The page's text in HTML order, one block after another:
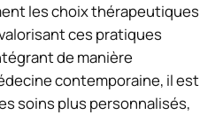
les choix thérapeutiques
ces pratiques
de manière
contemporaine, il est
soins plus personnalisés,